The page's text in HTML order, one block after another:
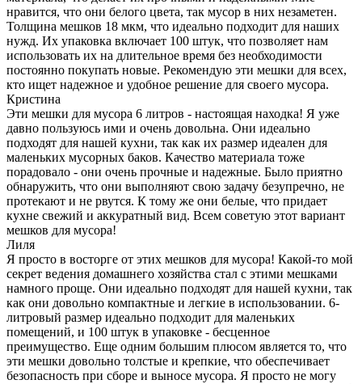
нравится, что они белого цвета, так мусор в них незаметен.
Толщина мешков 18 мкм, что идеально подходит для наших
нужд. Их упаковка включает 100 штук, что позволяет нам
использовать их на длительное время без необходимости
постоянно покупать новые. Рекомендую эти мешки для всех,
кто ищет надежное и удобное решение для своего мусора.
Кристина
Эти мешки для мусора 6 литров - настоящая находка! Я уже
давно пользуюсь ими и очень довольна. Они идеально
подходят для нашей кухни, так как их размер идеален для
маленьких мусорных баков. Качество материала тоже
порадовало - они очень прочные и надежные. Было приятно
обнаружить, что они выполняют свою задачу безупречно, не
протекают и не рвутся. К тому же они белые, что придает
кухне свежий и аккуратный вид. Всем советую этот вариант
мешков для мусора!
Лиля
Я просто в восторге от этих мешков для мусора! Какой-то мой
секрет ведения домашнего хозяйства стал с этими мешками
намного проще. Они идеально подходят для нашей кухни, так
как они довольно компактные и легкие в использовании. 6-
литровый размер идеально подходит для маленьких
помещений, и 100 штук в упаковке - бесценное
преимущество. Еще одним большим плюсом является то, что
эти мешки довольно толстые и крепкие, что обеспечивает
безопасность при сборе и выносе мусора. Я просто не могу